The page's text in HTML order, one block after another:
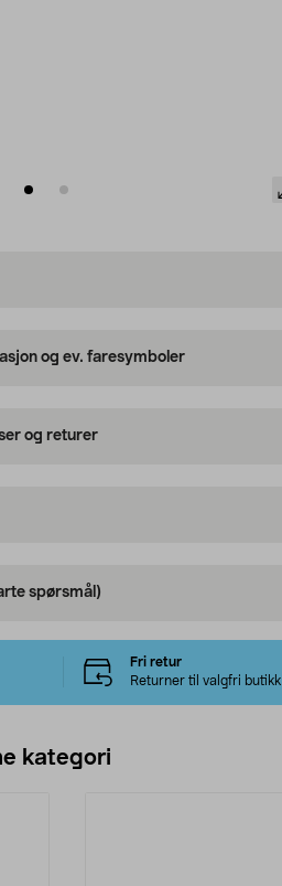
og ev. faresymboler
og returer
spørsmål)
Fri retur
Returner til valgfri butikk
kategori